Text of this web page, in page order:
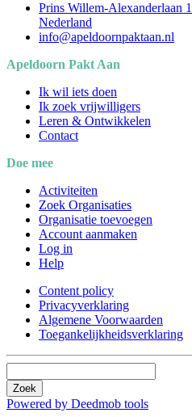
Prins Willem-Alexanderlaan
Nederland
info@apeldoornpaktaan.nl
Apeldoorn Pakt Aan
Ik wil iets doen
Ik zoek vrijwilligers
Leren & Ontwikkelen
Contact
Doe mee
Activiteiten
Zoek Organisaties
Organisatie toevoegen
Account aanmaken
Log in
Help
Content policy
Privacyverklaring
Algemene Voorwaarden
Toegankelijkheidsverklaring
Zoek
Powered by Deedmob tools